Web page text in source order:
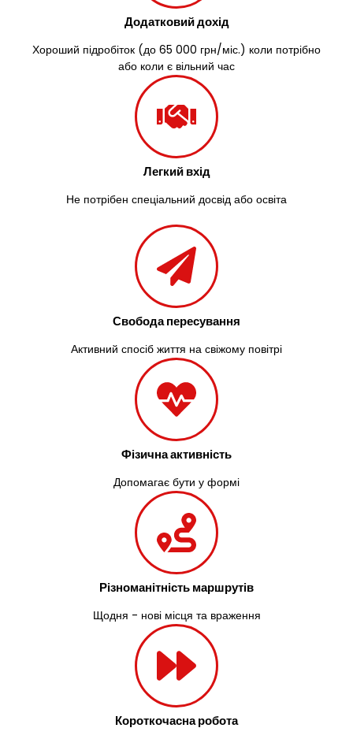
Додатковий дохід
Хороший підробіток (до 65 000 грн/міс.) коли потрібно
або коли є вільний час
Легкий вхід
Не потрібен спеціальний досвід або освіта
Свобода пересування
Активний спосіб життя на свіжому повітрі
Фізична активність
Допомагає бути у формі
Різноманітність маршрутів
Щодня - нові місця та враження
Короткочасна робота